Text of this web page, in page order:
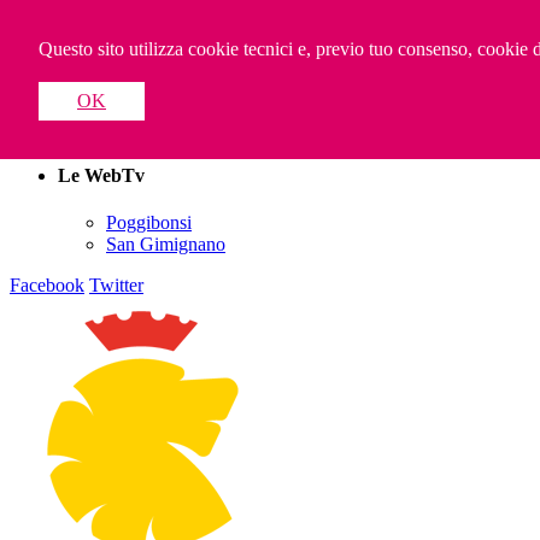
Valdelsa WebTV
Contattaci
Le WebTv
Poggibonsi
San Gimignano
Facebook Twitter
Questo sito utilizza cookie tecnici e, previo tuo consenso, cookie
OK